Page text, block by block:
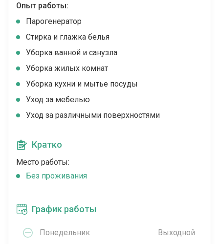
Опыт работы:
Парогенератор
Стирка и глажка белья
Уборка ванной и санузла
Уборка жилых комнат
Уборка кухни и мытье посуды
Уход за мебелью
Уход за различными поверхностями
Кратко
Место работы:
Без проживания
График работы
Понедельник Выходной